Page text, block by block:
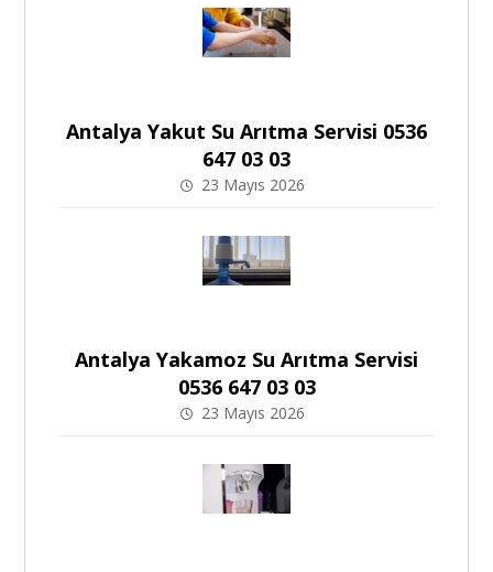
Antalya Yakut Su Arıtma Servisi 0536
647 03 03
23 Mayıs 2026
Antalya Yakamoz Su Arıtma Servisi
0536 647 03 03
23 Mayıs 2026